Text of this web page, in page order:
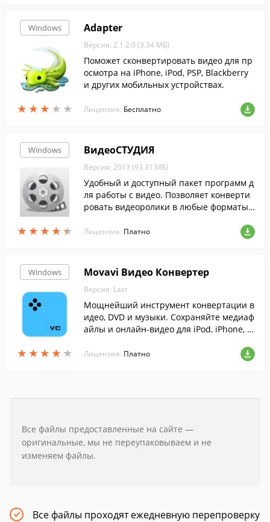
Windows
★ ★ ★ ★ ★
★ ★ ★ ★ ★
Adapter
Версия: 2.1.2.0 (3.34 МБ)
Поможет сконвертировать видео для пр
осмотра на iPhone, iPod, PSP, Blackberry
и других мобильных устройствах.
Лицензия: Бесплатно
Windows
★ ★ ★ ★ ★
★ ★ ★ ★ ★
ВидеоСТУДИЯ
Версия: 2013 (93.31 МБ)
Удобный и доступный пакет программ д
ля работы с видео. Позволяет конверти
ровать видеоролики в любые форматы,
иски и пр.
Лицензия: Платно
Windows
★ ★ ★ ★ ★
★ ★ ★ ★ ★
Movavi Видео Конвертер
Версия: Last
Мощнейший инструмент конвертации в
идео, DVD и музыки. Сохраняйте медиаф
айлы и онлайн-видео для iPod, iPhone, N
в (теперь и с платформой Android) и ...
Лицензия: Платно
Все файлы предоставленные на сайте —
оригинальные, мы не переупаковываем и не
изменяем файлы.
Все файлы проходят ежедневную перепроверку